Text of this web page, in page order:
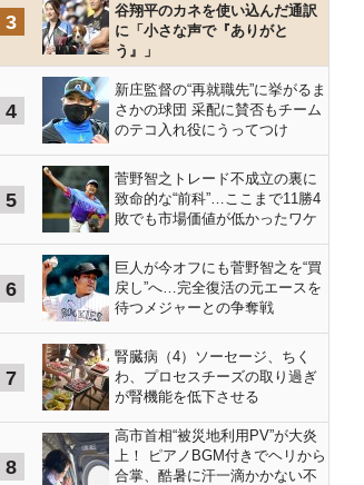
3
谷翔平のカネを使い込んだ通訳
に「小さな声で『ありがと
う』」
4
新庄監督の“再就職先”に挙がるま
さかの球団 采配に賛否もチーム
のテコ入れ役にうってつけ
5
菅野智之トレード不成立の裏に
致命的な“前科”…ここまで11勝4
敗でも市場価値が低かったワケ
6
巨人が今オフにも菅野智之を“買
戻し”へ…完全復活の元エースを
待つメジャーとの争奪戦
7
腎臓病（4）ソーセージ、ちく
わ、プロセスチーズの取り過ぎ
が腎機能を低下させる
8
高市首相“被災地利用PV”が大炎
上！ ピアノBGM付きでヘリから
合掌、酷暑に汗一滴かかない不